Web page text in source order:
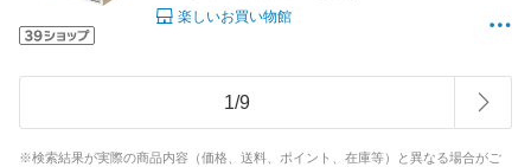
楽しいお買い物館
1/9
※検索結果が実際の商品内容（価格、送料、ポイント、在庫等）と異なる場合がご